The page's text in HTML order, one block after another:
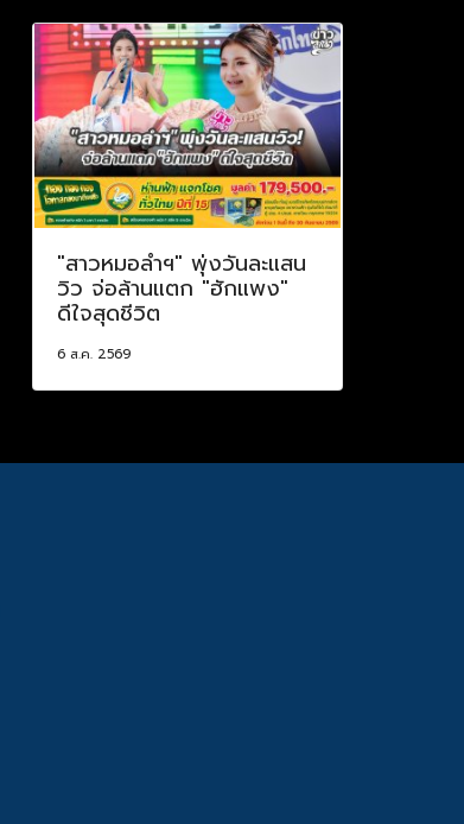
"สาวหมอลำฯ" พุ่งวันละแสน
วิว จ่อล้านแตก "ฮักแพง"
ดีใจสุดชีวิต
6 ส.ค. 2569